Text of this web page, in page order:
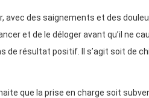
avec des saignements et des
et de le déloger avant qu’il ne
de résultat positif. Il s’agit soit de
que la prise en charge soit